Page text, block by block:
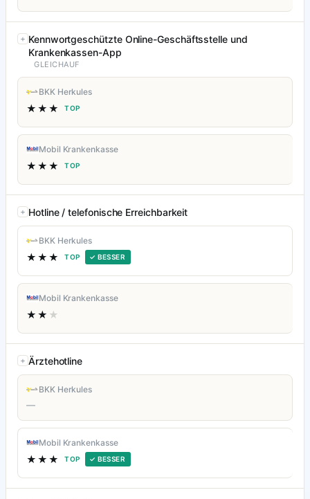
Kennwortgeschützte Online-Geschäftsstelle und
Krankenkassen-App
GLEICHAUF
BKK Herkules
★★★ TOP
Mobil Krankenkasse
★★★ TOP
Hotline / telefonische Erreichbarkeit
BKK Herkules
★★★ TOP ✓ BESSER
Mobil Krankenkasse
★★ ★
Ärztehotline
BKK Herkules
—
Mobil Krankenkasse
★★★ TOP ✓ BESSER